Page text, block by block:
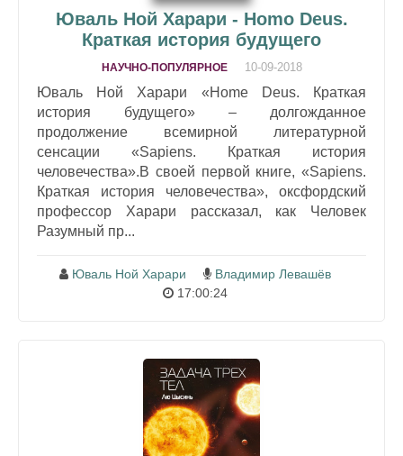
Юваль Ной Харари - Homo Deus.
Краткая история будущего
НАУЧНО-ПОПУЛЯРНОЕ 10-09-2018
Юваль Ной Харари «Home Deus. Краткая
история будущего» – долгожданное
продолжение всемирной литературной
сенсации «Sapiens. Краткая история
человечества».В своей первой книге, «Sapiens.
Краткая история человечества», оксфордский
профессор Харари рассказал, как Человек
Разумный пр...
Юваль Ной Харари
Владимир Левашёв
17:00:24